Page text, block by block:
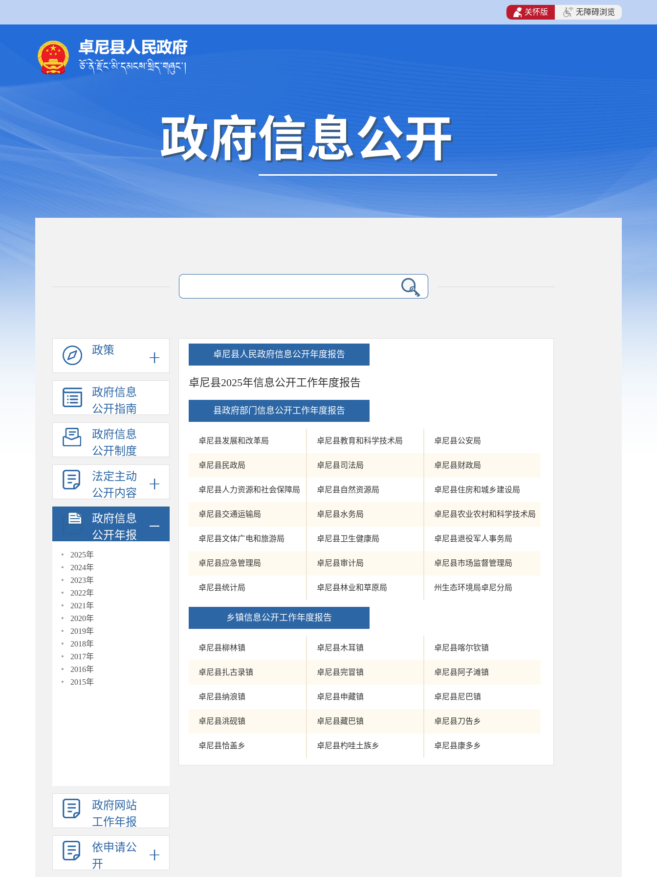
政策
政府信息
公开指南
政府信息
公开制度
法定主动
公开内容
政府信息
公开年报
· 2025年
· 2024年
· 2023年
· 2022年
· 2021年
· 2020年
· 2019年
· 2018年
· 2017年
· 2016年
· 2015年
政府网站
工作年报
依申请公
开
卓尼县人民政府信息公开年度报告
卓尼县2025年信息公开工作年度报告
县政府部门信息公开工作年度报告
卓尼县发展和改革局 卓尼县教育和科学技术局 卓尼县公安局
卓尼县民政局 卓尼县司法局 卓尼县财政局
卓尼县人力资源和社会保障局 卓尼县自然资源局 卓尼县住房和城乡建设局
卓尼县交通运输局 卓尼县水务局 卓尼县农业农村和科学技术局
卓尼县文体广电和旅游局 卓尼县卫生健康局 卓尼县退役军人事务局
卓尼县应急管理局 卓尼县审计局 卓尼县市场监督管理局
卓尼县统计局 卓尼县林业和草原局 州生态环境局卓尼分局
乡镇信息公开工作年度报告
卓尼县柳林镇 卓尼县木耳镇 卓尼县喀尔钦镇
卓尼县扎古录镇 卓尼县完冒镇 卓尼县阿子滩镇
卓尼县纳浪镇 卓尼县申藏镇 卓尼县尼巴镇
卓尼县洮砚镇 卓尼县藏巴镇 卓尼县刀告乡
卓尼县恰盖乡 卓尼县杓哇土族乡 卓尼县康多乡
关怀版 无障碍浏览